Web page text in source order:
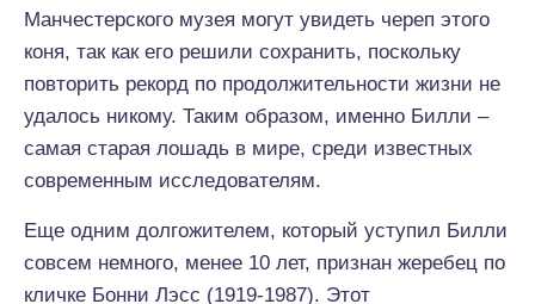
Манчестерского музея могут увидеть череп этого
коня, так как его решили сохранить, поскольку
повторить рекорд по продолжительности жизни не
удалось никому. Таким образом, именно Билли –
самая старая лошадь в мире, среди известных
современным исследователям.
Еще одним долгожителем, который уступил Билли
совсем немного, менее 10 лет, признан жеребец по
кличке Бонни Лэсс (1919-1987). Этот